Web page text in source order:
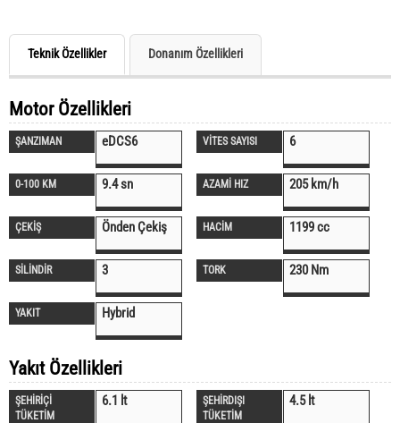
Teknik Özellikler Donanım Özellikleri
Motor Özellikleri
ŞANZIMAN eDCS6 VİTES SAYISI 6
0-100 KM 9.4 sn AZAMİ HIZ 205 km/h
ÇEKİŞ Önden Çekiş HACİM 1199 cc
SİLİNDİR 3 TORK 230 Nm
YAKIT Hybrid
Yakıt Özellikleri
ŞEHİRİÇİ
TÜKETİM
6.1 lt
ŞEHİRDIŞI
TÜKETİM
4.5 lt